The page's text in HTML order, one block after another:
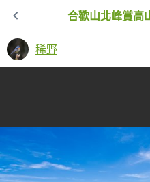
合歡山北峰賞高
稀野